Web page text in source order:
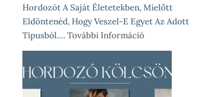
Hordozót A Saját Életetekben, Mielőtt
Eldöntenéd, Hogy Veszel-E Egyet Az Adott
Típusból.…További Információ:
Babahordozó
Kölcsönzés
Lépésről
Lépésre